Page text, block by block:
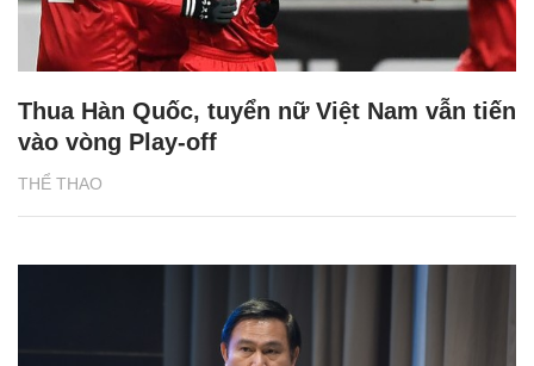
THỂ THAO
Thua Hàn Quốc, tuyển nữ Việt Nam vẫn tiến
vào vòng Play-off